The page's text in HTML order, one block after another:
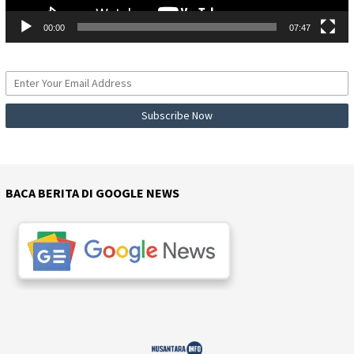
00:00 07:47
BACA BERITA DI GOOGLE NEWS